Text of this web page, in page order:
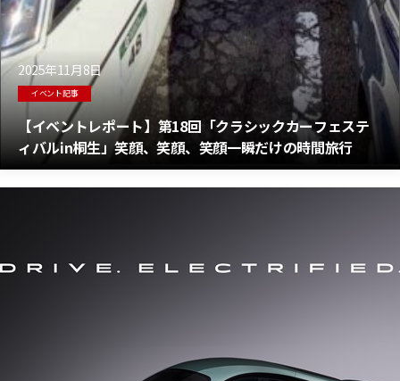
2025年11月8日
イベント記事
【イベントレポート】第18回「クラシックカーフェステ
ィバルin桐生」笑顔、笑顔、笑顔一瞬だけの時間旅行